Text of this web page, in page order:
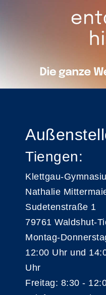
Tiengen:
Klettgau-
Nathalie
Sudetenstraße 1
79761 Waldshut-
Montag-
12:00 Uhr und
Uhr
Freitag: 8:30 -